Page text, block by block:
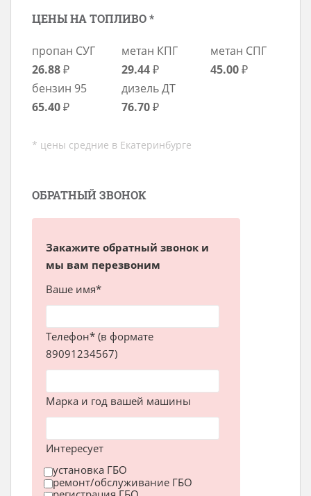
ЦЕНЫ НА ТОПЛИВО *
пропан СУГ
26.88₽
метан КПГ
29.44₽
метан СПГ
45.00₽
бензин 95
65.40₽
дизель ДТ
76.70₽
* цены средние в Екатеринбурге
ОБРАТНЫЙ ЗВОНОК
Закажите обратный звонок и
мы вам перезвоним
Ваше имя*
Телефон* (в формате
89091234567)
Марка и год вашей машины
Интересует
установка ГБО
ремонт/обслуживание ГБО